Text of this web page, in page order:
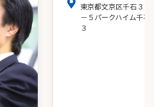
東京都文京区千石３－
－５パークハイム千石
３